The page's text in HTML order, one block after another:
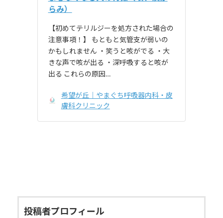
らみ）
【初めてテリルジーを処方された場合の
注意事項！】 もともと気管支が弱いの
かもしれません ・笑うと咳がでる ・大
きな声で咳が出る ・深呼吸すると咳が
出る これらの原因…
希望が丘｜やまぐち呼吸器内科・皮
膚科クリニック
投稿者プロフィール